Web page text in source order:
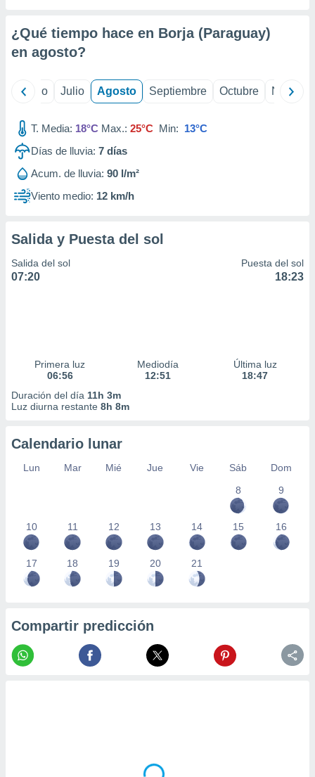
e
mediante
publicidad
publicidad
de
1199
¿Qué tiempo hace en Borja (Paraguay)
en agosto?
Junio Julio Agosto Septiembre Octubre
T. Media: 18°C Max.: 25°C Min: 13°C
Días de lluvia: 7 días
Acum. de lluvia: 90 l/m²
Viento medio: 12 km/h
Salida y Puesta del sol
Salida del sol
07:20
Puesta del sol
18:23
Primera luz
06:56
Mediodía
12:51
Última luz
18:47
Duración del día 11h 3m
Luz diurna restante 8h 8m
Calendario lunar
Lun Mar Mié Jue Vie Sáb
Dom
8
9
10 11 12 13 14 15 16
17 18 19 20 21
Compartir predicción